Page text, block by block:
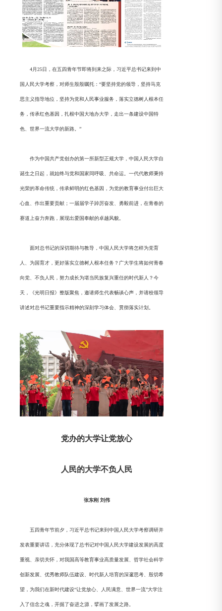
4月25日，在五四青年节即将到来之际，习近平总书记来到中
国人民大学考察，对师生殷殷嘱托：“要坚持党的领导，坚持马克
思主义指导地位，坚持为党和人民事业服务，落实立德树人根本任
务，传承红色基因，扎根中国大地办大学，走出一条建设中国特
色、世界一流大学的新路。”
作为中国共产党创办的第一所新型正规大学，中国人民大学自
诞生之日起，就始终与党和国家同呼吸、共命运。一代代教师秉持
光荣的革命传统，传承鲜明的红色基因，为党的教育事业付出巨大
心血、作出重要贡献；一届届学子踔厉奋发、勇毅前进，在青春的
赛道上奋力奔跑，展现出爱国奉献的卓越风貌。
面对总书记的深切期待与教导，中国人民大学将怎样为党育
人、为国育才，更好落实立德树人根本任务？广大学生将如何青春
向党、不负人民，努力成长为堪当民族复兴重任的时代新人？今
天，《光明日报》整版聚焦，邀请师生代表畅谈心声，并请校领导
讲述对总书记重要指示精神的深刻学习体会、贯彻落实计划。
党办的大学让党放心
人民的大学不负人民
张东刚 刘伟
五四青年节前夕，习近平总书记来到中国人民大学考察调研并
发表重要讲话，充分体现了总书记对中国人民大学建设发展的高度
重视、亲切关怀，对我国高等教育事业高质量发展、哲学社会科学
创新发展、优秀教师队伍建设、时代新人培育的深邃思考、殷切希
望，为我们在新时代建设“让党放心、人民满意、世界一流”大学注
入了信念之魂，开掘了奋进之源，擘画了发展之路。